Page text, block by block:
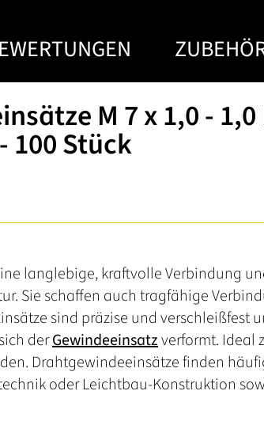
M 7 x 1,0 - 1,0
100 Stück
langlebige, kraftvolle Verbindung
Sie schaffen auch tragfähige
sind präzise und verschleißfest
derGewindeeinsatzverformt. Ideal
Drahtgewindeeinsätze finden
oder Leichtbau-Konstruktion